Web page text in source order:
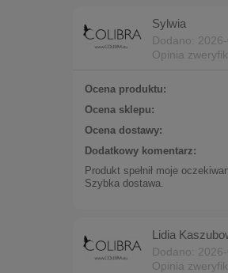
Sylwia
Dodano:
Opinia
Ocena produktu:
Ocena sklepu:
Ocena dostawy:
Dodatkowy komentarz:
Produkt spełnił moje
Szybka dostawa.
Lidia
Dodano:
Opinia